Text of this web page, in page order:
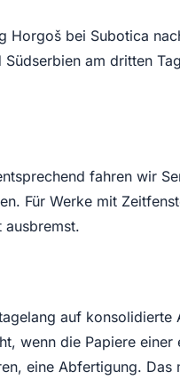
Horgoš bei Subotica
am dritten
fahren wir
Für Werke mit
auf konsolidierte
wenn die Papiere einer
eine Abfertigung.